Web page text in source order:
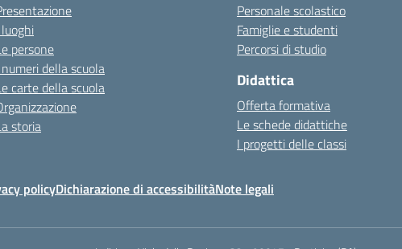
persone
della scuola
carte della scuola
storia
Personale scolastico
Famiglie e studenti
Percorsi di studio
Didattica
Offerta formativa
Le schede didattiche
I progetti delle classi
policyDichiarazione di accessibilitàNote legali